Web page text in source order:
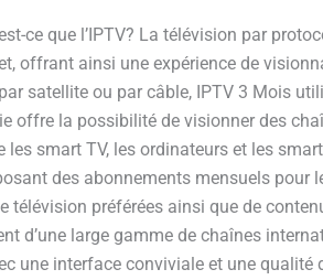
ce que l’IPTV? La télévision par
offrant ainsi une expérience de
satellite ou par câble, IPTV 3 Mois
offre la possibilité de visionner des
smart TV, les ordinateurs et les
des abonnements mensuels pour
télévision préférées ainsi que de
d’une large gamme de chaînes
une interface conviviale et une